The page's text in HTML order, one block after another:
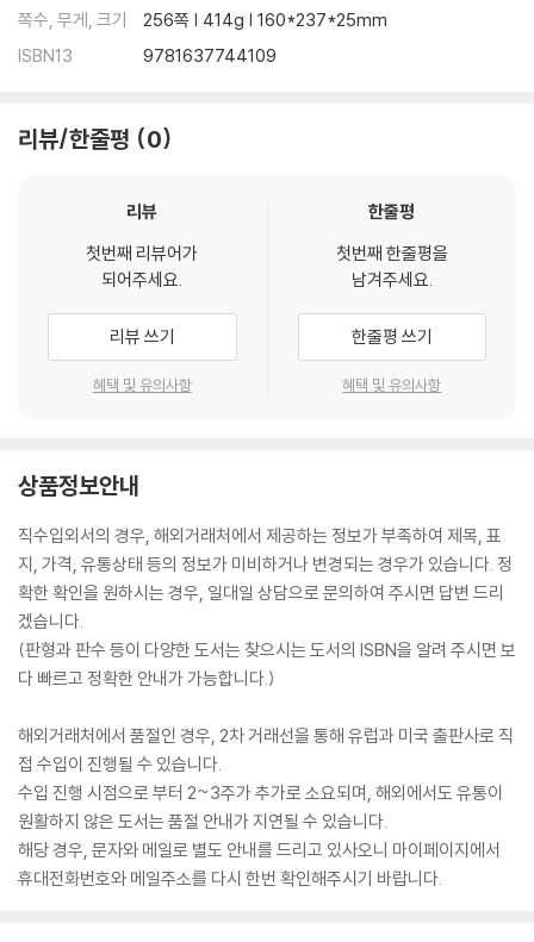
쪽수, 무게, 크기
256쪽 | 414g | 160*237*25mm
ISBN13
9781637744109
리뷰/한줄평 0
리뷰
첫번째 리뷰어가
되어주세요.
리뷰 쓰기
혜택 및 유의사항
한줄평
첫번째 한줄평을
남겨주세요.
한줄평 쓰기
혜택 및 유의사항
상품정보안내
직수입외서의 경우, 해외거래처에서 제공하는 정보가 부족하여 제목, 표
지, 가격, 유통상태 등의 정보가 미비하거나 변경되는 경우가 있습니다. 정
확한 확인을 원하시는 경우, 일대일 상담으로 문의하여 주시면 답변 드리
겠습니다.
(판형과 판수 등이 다양한 도서는 찾으시는 도서의 ISBN을 알려 주시면 보
다 빠르고 정확한 안내가 가능합니다.)
해외거래처에서 품절인 경우, 2차 거래선을 통해 유럽과 미국 출판사로 직
접 수입이 진행될 수 있습니다.
수입 진행 시점으로 부터 2~3주가 추가로 소요되며, 해외에서도 유통이
원활하지 않은 도서는 품절 안내가 지연될 수 있습니다.
해당 경우, 문자와 메일로 별도 안내를 드리고 있사오니 마이페이지에서
휴대전화번호와 메일주소를 다시 한번 확인해주시기 바랍니다.